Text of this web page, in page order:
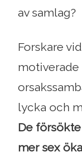
av samlag?
Forskare
lycka och
De
mer sex